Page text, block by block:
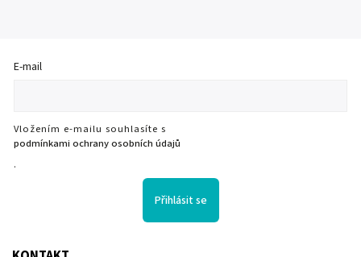
E-mail
Vložením e-mailu souhlasíte s
podmínkami ochrany osobních údajů
.
Přihlásit se